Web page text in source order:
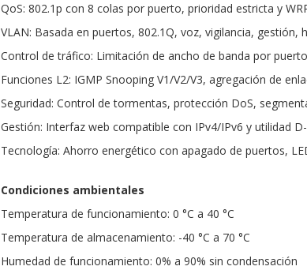
QoS: 802.1p con 8 colas por puerto, prioridad estricta y
VLAN: Basada en puertos, 802.1Q, voz, vigilancia, gestión,
Control de tráfico: Limitación de ancho de banda por puerto
Funciones L2: IGMP Snooping V1/V2/V3, agregación de
Seguridad: Control de tormentas, protección DoS,
Gestión: Interfaz web compatible con IPv4/IPv6 y utilidad
Tecnología: Ahorro energético con apagado de puertos,
Condiciones ambientales
Temperatura de funcionamiento: 0 °C a 40 °C
Temperatura de almacenamiento: -40 °C a 70 °C
Humedad de funcionamiento: 0% a 90% sin condensación